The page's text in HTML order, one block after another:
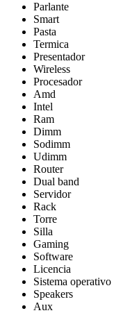
Parlante
Smart
Pasta
Termica
Presentador
Wireless
Procesador
Amd
Intel
Ram
Dimm
Sodimm
Udimm
Router
Dual band
Servidor
Rack
Torre
Silla
Gaming
Software
Licencia
Sistema operativo
Speakers
Aux